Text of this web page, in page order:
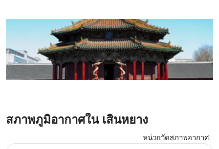
สภาพภูมิอากาศใน เสิ่นหยาง
หน่วยวัดสภาพอากาศ: